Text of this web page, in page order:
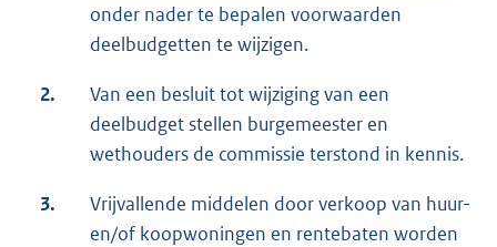
onder nader te bepalen voorwaarden
deelbudgetten te wijzigen.
2.
Van een besluit tot wijziging van een
deelbudget stellen burgemeester en
wethouders de commissie terstond in kennis.
3.
Vrijvallende middelen door verkoop van huur-
en/of koopwoningen en rentebaten worden